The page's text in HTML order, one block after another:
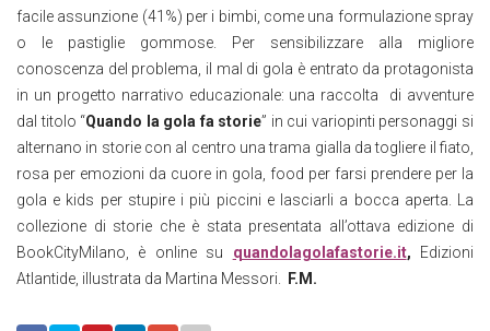
facile assunzione (41%) per i bimbi, come una formulazione spray
o le pastiglie gommose. Per sensibilizzare alla migliore
conoscenza del problema, il mal di gola è entrato da protagonista
in un progetto narrativo educazionale: una raccolta di avventure
dal titolo “Quando la gola fa storie” in cui variopinti personaggi si
alternano in storie con al centro una trama gialla da togliere il fiato,
rosa per emozioni da cuore in gola, food per farsi prendere per la
gola e kids per stupire i più piccini e lasciarli a bocca aperta. La
collezione di storie che è stata presentata all’ottava edizione di
BookCityMilano, è online su quandolagolafastorie.it, Edizioni
Atlantide, illustrata da Martina Messori.
F.M.